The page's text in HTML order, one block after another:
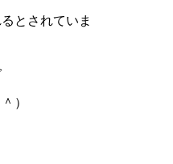
とされていま
）